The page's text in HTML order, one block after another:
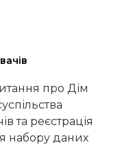
про Дім
та реєстрація
набору даних